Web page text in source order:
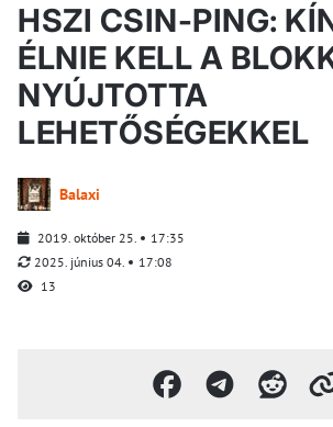
HSZI CSIN-PING:
ÉLNIE KELL A
NYÚJTOTTA
LEHETŐSÉGEKKEL
Balaxi
2019. október 25.
17:35
2025. június 04.
17:08
13